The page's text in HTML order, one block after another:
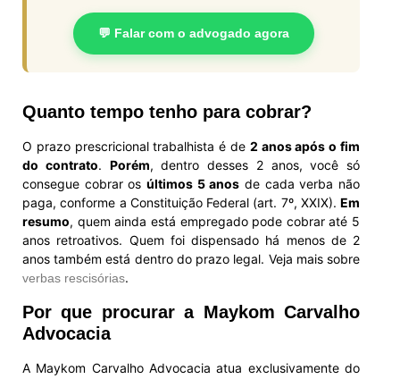
💬 Falar com o advogado agora
Quanto tempo tenho para cobrar?
O prazo prescricional trabalhista é de 2 anos após o fim
do contrato. Porém, dentro desses 2 anos, você só
consegue cobrar os últimos 5 anos de cada verba não
paga, conforme a Constituição Federal (art. 7º, XXIX). Em
resumo, quem ainda está empregado pode cobrar até 5
anos retroativos. Quem foi dispensado há menos de 2
anos também está dentro do prazo legal. Veja mais sobre
verbas rescisórias.
Por que procurar a Maykom Carvalho
Advocacia
A Maykom Carvalho Advocacia atua exclusivamente do